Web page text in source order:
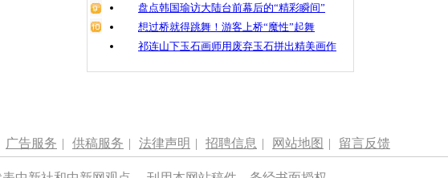
盘点韩国瑜访大陆台前幕后的“精彩瞬间”
想过桥就得跳舞！游客上桥“魔性”起舞
祁连山下玉石画师用废弃玉石拼出精美画作
广告服务 | 供稿服务 | 法律声明 | 招聘信息 | 网站地图 | 留言反馈